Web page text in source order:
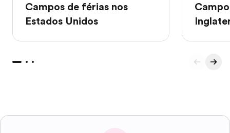
Campos de férias nos
Estados Unidos